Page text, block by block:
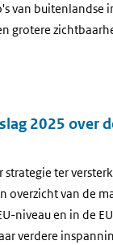
van buitenlandse
grotere
2025 over
ter
overzicht van de
niveau en in de
verdere